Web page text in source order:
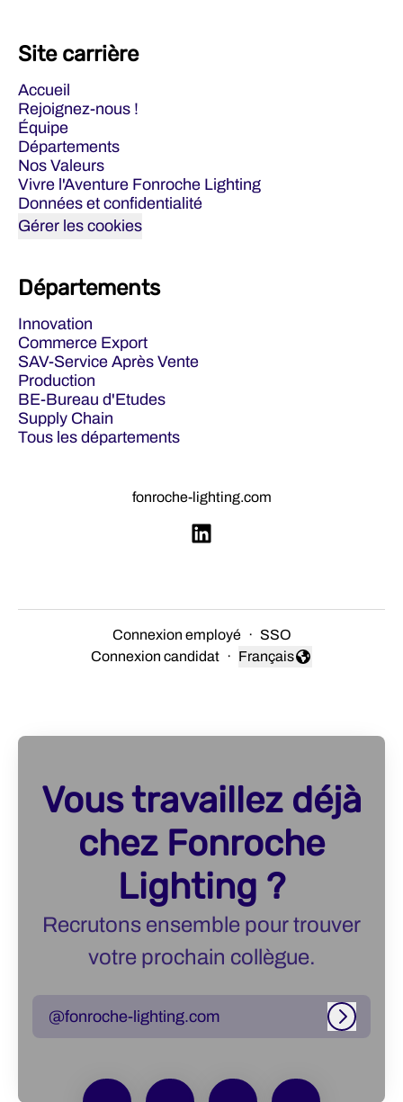
Site carrière
Accueil
Rejoignez-nous !
Équipe
Départements
Nos Valeurs
Vivre l'Aventure Fonroche Lighting
Données et confidentialité
Gérer les cookies
Départements
Innovation
Commerce Export
SAV-Service Après Vente
Production
BE-Bureau d'Etudes
Supply Chain
Tous les départements
fonroche-lighting.com
Connexion employé · SSO
Connexion candidat ·
Changer la langue
Français
Vous travaillez déjà
chez Fonroche
Lighting ?
Recrutons ensemble pour trouver
votre prochain collègue.
@fonroche-lighting.com